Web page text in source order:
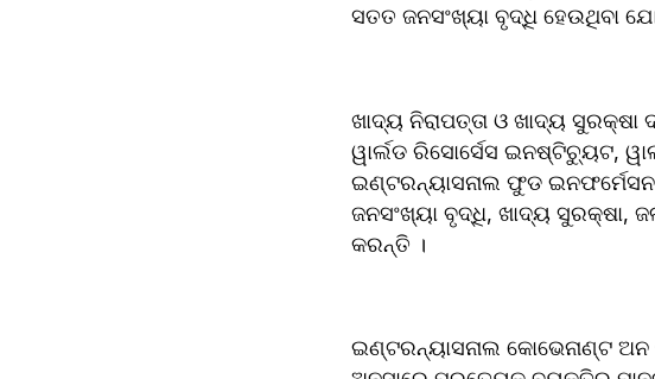
ସତ‌ତ ଜନସଂଖ୍ୟା ବୃଦ୍ଧି ହେଉଥିବା
ଖାଦ୍ୟ ନିରାପତ୍ତା ଓ ଖାଦ୍ୟ
ୱାର୍ଲଡ ରିସୋର୍ସେସ ଇନଷ୍ଟିଚ୍ୟୁଟ,
ଇଣ୍ଟରନ୍ୟାସନାଲ ଫୁଡ
ଜନସଂଖ୍ୟା ବୃଦ୍ଧି, ଖାଦ୍ୟ ସୁରକ୍ଷା,
କରନ୍ତି ।
ଇଣ୍ଟରନ୍ୟାସନାଲ କୋଭେନାଣ୍ଟ ଅନ